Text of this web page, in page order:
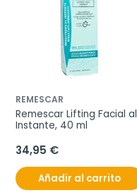
REMESCAR
Remescar Lifting Facial al
Instante, 40 ml
34,95 €
Añadir al carrito